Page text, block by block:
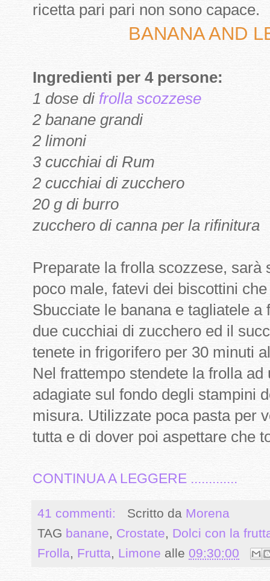
ricetta pari pari non sono capace.
BANANA AND
Ingredienti per 4 persone:
1 dose di frolla scozzese
2 banane grandi
2 limoni
3 cucchiai di Rum
2 cucchiai di zucchero
20 g di burro
zucchero di canna per la rifinitura
Preparate la frolla scozzese, sarà
poco male, fatevi dei biscottini
Sbucciate le banana e tagliatele
due cucchiai di zucchero ed il
tenete in frigorifero per 30 minuti
Nel frattempo stendete la frolla
adagiate sul fondo degli stampini
misura. Utilizzate poca pasta per
tutta e di dover poi aspettare che
CONTINUA A LEGGERE .............
41 commenti: Scritto da Morena
TAG banane, Crostate, Dolci con la
Frolla, Frutta, Limone alle 09:30:00